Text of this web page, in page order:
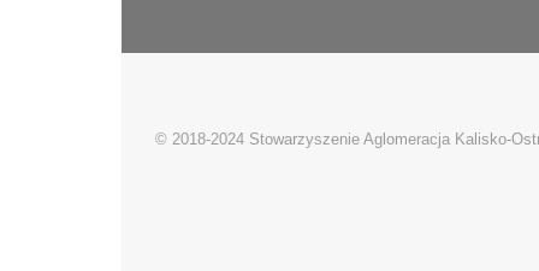
© 2018-2024 Stowarzyszenie Aglomeracja Kalisko-